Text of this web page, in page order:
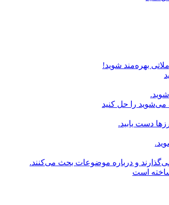
بهره‌مند شوید!
می‌شوید را حل کنید
دست یابید.
می‌گذارند و درباره موضوعات بحث می‌کنند.
است